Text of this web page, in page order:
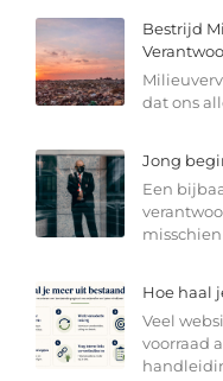
Bestrijd
dat ons
Jong
Een
Hoe haal
Veel
voorraad